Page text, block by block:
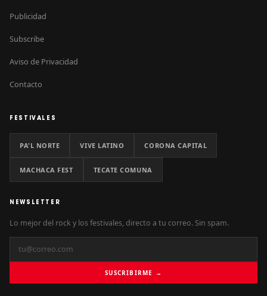
Publicidad
Subscribe
Aviso de Privacidad
Contacto
FESTIVALES
PA'L NORTE VIVE LATINO CORONA CAPITAL
MACHACA FEST TECATE COMUNA
NEWSLETTER
Lo mejor del rock y los festivales, directo a tu correo. Sin spam.
SUSCRIBIRME →